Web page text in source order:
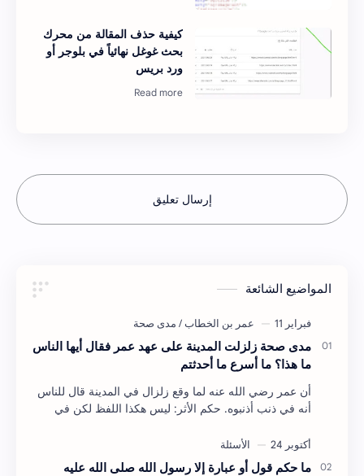
كيفية حذف المقالة من محرك
بحث غوغل نهائياً في بلوجر أو
ورد بريس
إرسال تعليق
المواضيع الشائعة
مدى صحة زلزلت المدينة على عهد عمر فقال أيها الناس
ما هذا؟ ما أسرع ما أحدثتم
أن عمر رضي الله عنه لما وقع زلزال في المدينة قال للناس
أنه في ذنب أذنبوه. حكم الأثر: ليس هكذا اللفظ لكن في
ما حكم قول أو عبارة إلا رسول الله صلى الله عليه